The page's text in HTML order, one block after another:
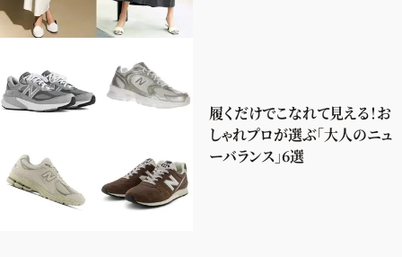
履くだけでこなれて見える！お
しゃれプロが選ぶ「大人のニュ
ーバランス」6選